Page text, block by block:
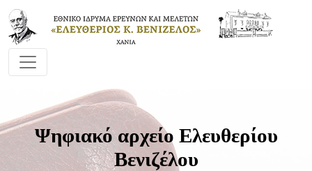
Ψηφιακό αρχείο Ελευθερίου
Βενιζέλου